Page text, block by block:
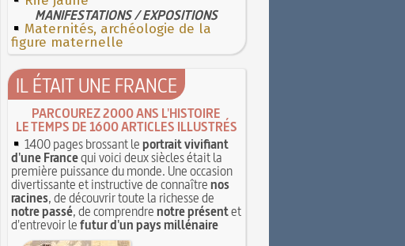
MANIFESTATIONS / EXPOSITIONS
Maternités, archéologie de la
figure maternelle
IL ÉTAIT UNE FRANCE
PARCOUREZ 2000 ANS L'HISTOIRE
LE TEMPS DE 1600 ARTICLES ILLUSTRÉS
1400 pages brossant leportrait vivifiant
d'une Francequi voici deux siècles était la
première puissance du monde. Une occasion
divertissante et instructive de connaîtrenos
racines, de découvrir toute la richesse de
notre passé, de comprendrenotre présentet
d'entrevoir lefutur d'un pays millénaire